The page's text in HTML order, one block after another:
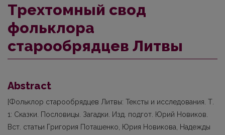
Трехтомный свод
фольклора
старообрядцев Литвы
Abstract
[Фольклор старообрядцев Литвы: Тексты и исследования. Т.
1: Сказки. Пословицы. Загадки. Изд. подгот. Юрий Новиков.
Вст. статьи Григория Поташенко, Юрия Новикова, Надежды